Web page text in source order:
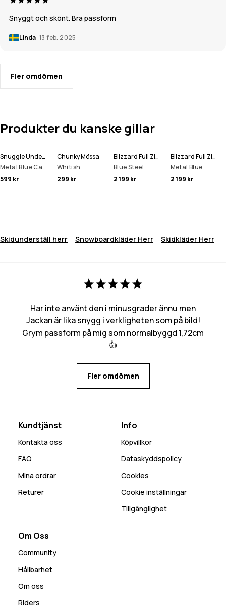
Snyggt och skönt. Bra passform
Linda 13 feb. 2025
Fler omdömen
Produkter du kanske gillar
Snuggle Underställsbyxa Man
Metal Blue Camo
599 kr
Chunky Mössa
Whitish
299 kr
Blizzard Full Zip Snowboardjacka Man
Blue Steel
2 199 kr
Blizzard Full Zip Skidjacka Man
Metal Blue
2 199 kr
Skidunderställ herr Snowboardkläder Herr Skidkläder Herr
Har inte använt den i minusgrader ännu men
Jackan är lika snygg i verkligheten som på bild!
Grym passform på mig som normalbyggd 1,72cm
👍
Fler omdömen
Kundtjänst
Kontakta oss
FAQ
Mina ordrar
Returer
Info
Köpvillkor
Dataskyddspolicy
Cookies
Cookie inställningar
Tillgänglighet
Om Oss
Community
Hållbarhet
Om oss
Riders